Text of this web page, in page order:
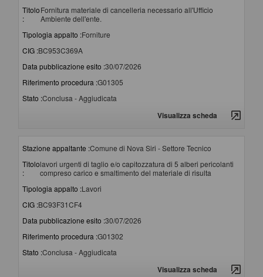
Titolo
:
Fornitura materiale di cancelleria necessario all'Ufficio
Ambiente dell'ente.
Tipologia appalto :Forniture
CIG :BC953C369A
Data pubblicazione esito :30/07/2026
Riferimento procedura :G01305
Stato :Conclusa - Aggiudicata
Visualizza scheda
Stazione appaltante :Comune di Nova Siri - Settore Tecnico
Titolo
:
lavori urgenti di taglio e/o capitozzatura di 5 alberi pericolanti
compreso carico e smaltimento del materiale di risulta
Tipologia appalto :Lavori
CIG :BC93F31CF4
Data pubblicazione esito :30/07/2026
Riferimento procedura :G01302
Stato :Conclusa - Aggiudicata
Visualizza scheda